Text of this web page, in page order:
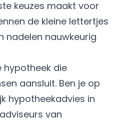
keuzes maakt voor
de kleine lettertjes
nadelen nauwkeurig
hypotheek die
aansluit. Ben je op
hypotheekadvies in
van